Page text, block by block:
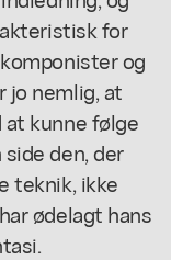
for
og
nemlig, at
kunne følge
den, der
teknik, ikke
ødelagt hans